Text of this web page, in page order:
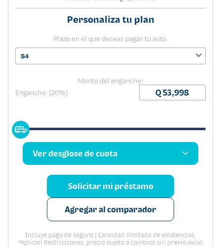
Personaliza tu plan
Plazo en el que deseas pagar tu auto.
84
Monto del enganche:
Enganche: (20%)
Ver desglose de cuota
Solicitar mi préstamo
Agregar al comparador
Incluye pago de seguro | Cantidad limitada de existencias.
*Aplican Restricciones, precio sujeto a cambios sin previo aviso.